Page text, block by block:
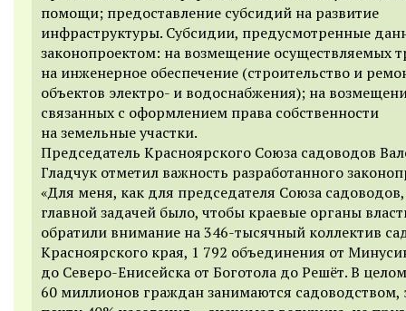
помощи; предоставление субсидий на развитие
инфраструктуры. Субсидии, предусмотренные
законопроектом: на возмещение осуществляемых
на инженерное обеспечение (строительство и
объектов электро- и водоснабжения); на
связанных с оформлением права собственности
на земельные участки.
Председатель Красноярского Союза садоводов
Гладчук отметил важность разработанного
«Для меня, как для председателя Союза садоводов,
главной задачей было, чтобы краевые органы
обратили внимание на 346-тысячный коллектив
Красноярского края, 1 792 объединения от
до Северо-Енисейска от Боготола до Решёт. В
60 миллионов граждан занимаются садоводством,